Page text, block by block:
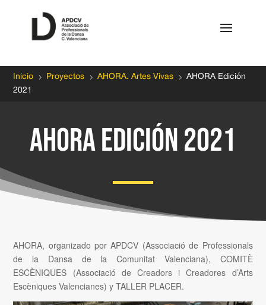
Inicio 5 Proyectos 5 AHORA. Artes Vivas 5
AHORA Edición
2021
AHORA Edición 2021
AHORA, organizado por APDCV (Associació de Professionals
de la Dansa de la Comunitat Valenciana), COMITÈ
ESCÈNIQUES (Associació de Creadors i Creadores d’Arts
Escèniques Valencianes) y TALLER PLACER.